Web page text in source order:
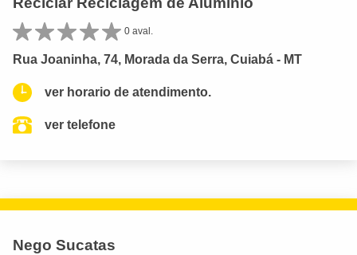
0 aval.
Rua Joaninha, 74, Morada da Serra, Cuiabá - MT
ver horario de atendimento.
ver telefone
Nego Sucatas